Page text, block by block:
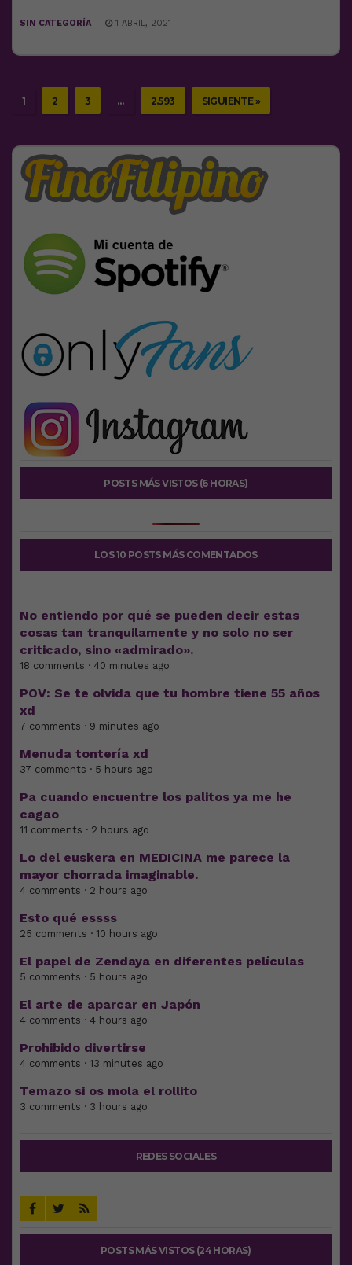
SIN CATEGORÍA 1 ABRIL, 2021
1 2 3 … 2.593 SIGUIENTE »
POSTS MÁS VISTOS (6 HORAS)
LOS 10 POSTS MÁS COMENTADOS
No entiendo por qué se pueden decir estas
cosas tan tranquilamente y no solo no ser
criticado, sino «admirado».
18 comments · 40 minutes ago
POV: Se te olvida que tu hombre tiene 55 años
xd
7 comments · 9 minutes ago
Menuda tontería xd
37 comments · 5 hours ago
Pa cuando encuentre los palitos ya me he
cagao
11 comments · 2 hours ago
Lo del euskera en MEDICINA me parece la
mayor chorrada imaginable.
4 comments · 2 hours ago
Esto qué essss
25 comments · 10 hours ago
El papel de Zendaya en diferentes películas
5 comments · 5 hours ago
El arte de aparcar en Japón
4 comments · 4 hours ago
Prohibido divertirse
4 comments · 13 minutes ago
Temazo si os mola el rollito
3 comments · 3 hours ago
REDES SOCIALES
POSTS MÁS VISTOS (24 HORAS)